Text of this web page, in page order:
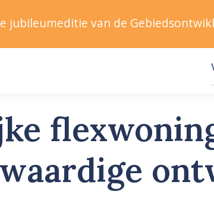
jubileumeditie van de